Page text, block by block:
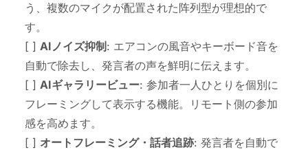
う、複数のマイクが配置された阵列型が理想的で
す。
[ ] AIノイズ抑制 : エアコンの風音やキーボード音を
自動で除去し、発言者の声を鮮明に伝えます。
[ ] AIギャラリービュー: 参加者一人ひとりを個別に
フレーミングして表示する機能。リモート側の参加
感を高めます。
[ ] オートフレーミング・話者追跡: 発言者を自動で